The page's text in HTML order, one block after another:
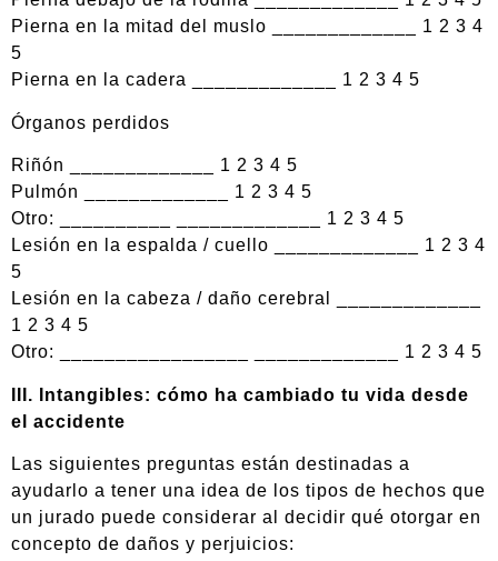
Pierna en la mitad del muslo _____________ 1 2 3 4
5
Pierna en la cadera _____________ 1 2 3 4 5
Órganos perdidos
Riñón _____________ 1 2 3 4 5
Pulmón _____________ 1 2 3 4 5
Otro: __________ _____________ 1 2 3 4 5
Lesión en la espalda / cuello _____________ 1 2 3 4
5
Lesión en la cabeza / daño cerebral _____________
1 2 3 4 5
Otro: _________________ _____________ 1 2 3 4 5
III. Intangibles: cómo ha cambiado tu vida desde
el accidente
Las siguientes preguntas están destinadas a
ayudarlo a tener una idea de los tipos de hechos que
un jurado puede considerar al decidir qué otorgar en
concepto de daños y perjuicios: